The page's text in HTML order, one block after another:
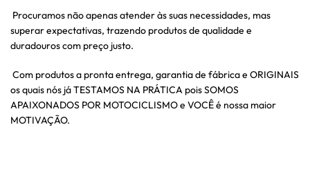
Procuramos não apenas atender às suas necessidades, mas
superar expectativas, trazendo produtos de qualidade e
duradouros com preço justo.
Com produtos a pronta entrega, garantia de fábrica e ORIGINAIS
os quais nós já TESTAMOS NA PRÁTICA pois SOMOS
APAIXONADOS POR MOTOCICLISMO e VOCÊ é nossa maior
MOTIVAÇÃO.